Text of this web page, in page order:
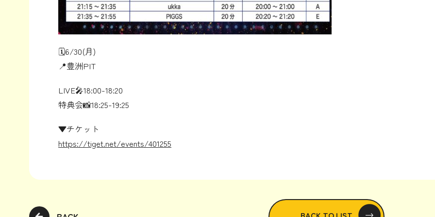
🗓️6/30(月)
📍豊洲PIT
LIVE🎤18:00-18:20
特典会📸18:25-19:25
▼チケット
https://tiget.net/events/401255